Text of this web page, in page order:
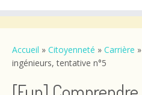
contenu
Accueil » Citoyenneté » Carrière »
ingénieurs, tentative n°5